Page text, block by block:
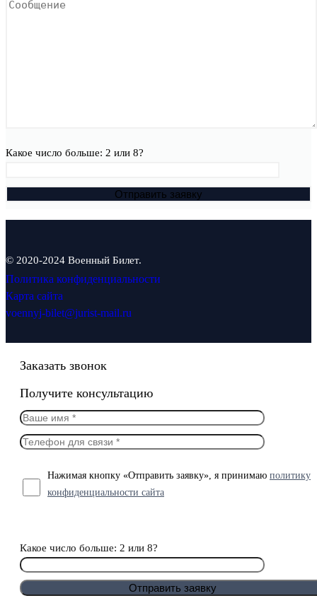
Какое число больше: 2 или 8?
© 2020-2024 Военный Билет.
Политика конфиденциальности
Карта сайта
voennyj-bilet@jurist-mail.ru
Заказать звонок
Получите консультацию
Нажимая кнопку «Отправить заявку», я принимаю политику
конфиденциальности сайта
Какое число больше: 2 или 8?